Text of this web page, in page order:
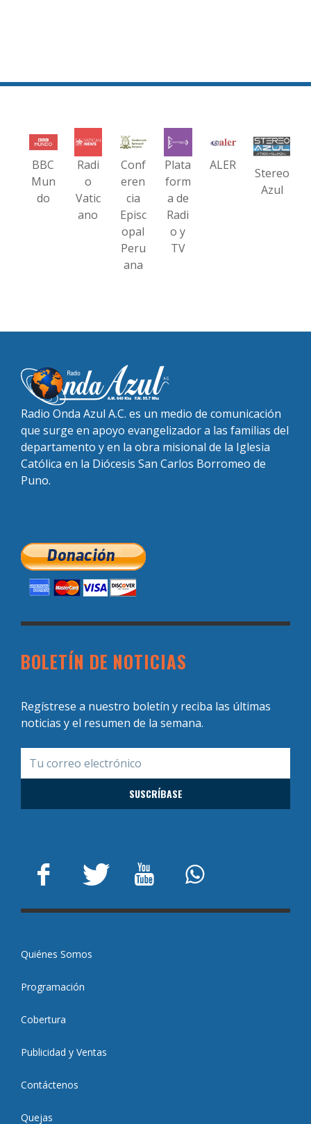
BBC
Mun
do
Radi
o
Vatic
ano
Conf
eren
cia
Episc
opal
Peru
ana
Plata
form
a de
Radi
o y
TV
ALER
Stereo
Azul
Radio Onda Azul A.C. es un medio de comunicación
que surge en apoyo evangelizador a las familias del
departamento y en la obra misional de la Iglesia
Católica en la Diócesis San Carlos Borromeo de
Puno.
BOLETÍN DE NOTICIAS
Regístrese a nuestro boletín y reciba las últimas
noticias y el resumen de la semana.
Quiénes Somos
Programación
Cobertura
Publicidad y Ventas
Contáctenos
Quejas